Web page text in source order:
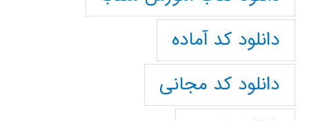
دانلود کد آماده
دانلود کد مجانی